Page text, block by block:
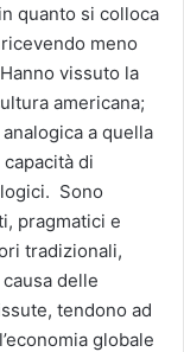
quanto si colloca
meno
vissuto la
americana;
a quella
di
Sono
pragmatici e
tradizionali,
delle
tendono ad
globale